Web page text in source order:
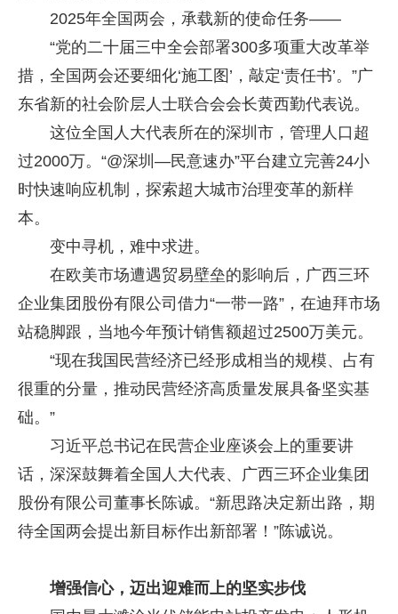
2025年全国两会，承载新的使命任务——
“党的二十届三中全会部署300多项重大改革举
措，全国两会还要细化‘施工图’，敲定‘责任书’。”广
东省新的社会阶层人士联合会会长黄西勤代表说。
这位全国人大代表所在的深圳市，管理人口超
过2000万。“@深圳—民意速办”平台建立完善24小
时快速响应机制，探索超大城市治理变革的新样
本。
变中寻机，难中求进。
在欧美市场遭遇贸易壁垒的影响后，广西三环
企业集团股份有限公司借力“一带一路”，在迪拜市场
站稳脚跟，当地今年预计销售额超过2500万美元。
“现在我国民营经济已经形成相当的规模、占有
很重的分量，推动民营经济高质量发展具备坚实基
础。”
习近平总书记在民营企业座谈会上的重要讲
话，深深鼓舞着全国人大代表、广西三环企业集团
股份有限公司董事长陈诚。“新思路决定新出路，期
待全国两会提出新目标作出新部署！”陈诚说。
增强信心，迈出迎难而上的坚实步伐